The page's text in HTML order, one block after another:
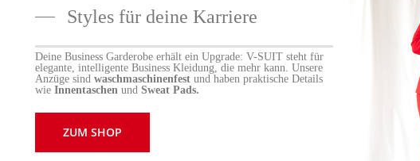
Styles für deine Karriere
Deine Business Garderobe erhält ein Upgrade: V-SUIT steht für
elegante, intelligente Business Kleidung, die mehr kann. Unsere
Anzüge sind waschmaschinenfestund haben praktische Details
wie Innentaschen und Sweat Pads.
ZUM SHOP